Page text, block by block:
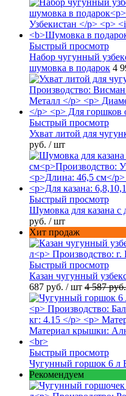
Быстрый просмотр
Набор чугунный
шумовка в подарок 4
Быстрый просмотр
Ухват литой для
руб. / шт
Быстрый просмотр
Шумовка для казана с
руб. / шт
Хит продаж
Быстрый просмотр
Казан чугунный
687 руб. / шт 4 587 руб.
Быстрый просмотр
Чугунный горшок 6 л
Рекомендуем